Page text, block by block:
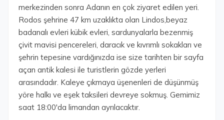
merkezinden sonra Adanın en çok ziyaret edilen yeri.
Rodos şehrine 47 km uzaklıkta olan Lindos,beyaz
badanalı evleri kübik evleri, sardunyalarla bezenmiş
çivit mavisi pencereleri, daracık ve kıvrımlı sokakları ve
şehrin tepesine vardığınızda ise size tarihten bir sayfa
açan antik kalesi ile turistlerin gözde yerleri
arasındadır. Kaleye çıkmaya üşenenleri de düşünmüş
yöre halkı ve eşek taksileri devreye sokmuş. Gemimiz
saat 18:00'da limandan ayrılacaktır.